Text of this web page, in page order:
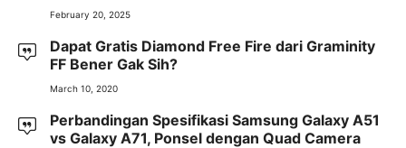
February 20, 2025
Dapat Gratis Diamond Free Fire dari Graminity
FF Bener Gak Sih?
March 10, 2020
Perbandingan Spesifikasi Samsung Galaxy A51
vs Galaxy A71, Ponsel dengan Quad Camera